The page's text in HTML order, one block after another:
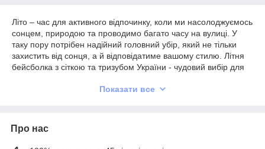
Літо – час для активного відпочинку, коли ми насолоджуємось
сонцем, природою та проводимо багато часу на вулиці. У
таку пору потрібен надійний головний убір, який не тільки
захистить від сонця, а й відповідатиме вашому стилю. Літня
бейсболка з сіткою та тризубом України - чудовий вибір для
Кепка тракер із тризубом - це не лише модний аксесуар, а й
інтернет - магазині INAL ви можете вибрати кепку з тризубом
Показати все
Про нас